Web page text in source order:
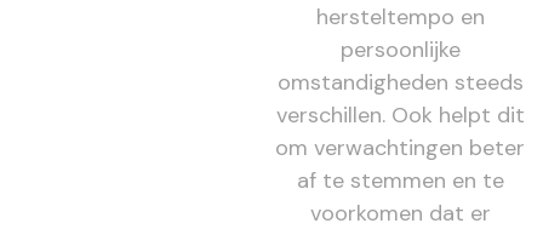
hersteltempo en
persoonlijke
omstandigheden steeds
verschillen. Ook helpt dit
om verwachtingen beter
af te stemmen en te
voorkomen dat er